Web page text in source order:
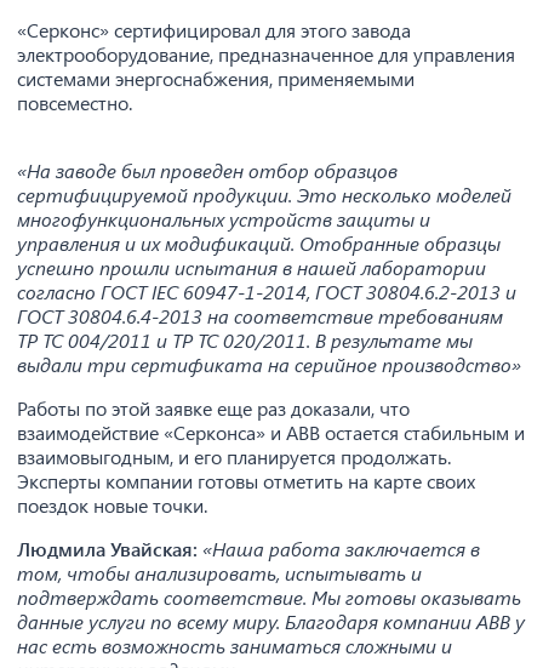
«Серконс» сертифицировал для этого завода
электрооборудование, предназначенное для управления
системами энергоснабжения, применяемыми
повсеместно.
«На заводе был проведен отбор образцов
сертифицируемой продукции. Это несколько моделей
многофункциональных устройств защиты и
управления и их модификаций. Отобранные образцы
успешно прошли испытания в нашей лаборатории
согласно ГОСТ IEC 60947-1-2014, ГОСТ 30804.6.2-2013 и
ГОСТ 30804.6.4-2013 на соответствие требованиям
ТР ТС 004/2011 и ТР ТС 020/2011. В результате мы
выдали три сертификата на серийное производство»
Работы по этой заявке еще раз доказали, что
взаимодействие «Серконса» и ABB остается стабильным и
взаимовыгодным, и его планируется продолжать.
Эксперты компании готовы отметить на карте своих
поездок новые точки.
Людмила Увайская: «Наша работа заключается в
том, чтобы анализировать, испытывать и
подтверждать соответствие. Мы готовы оказывать
данные услуги по всему миру. Благодаря компании ABB у
нас есть возможность заниматься сложными и